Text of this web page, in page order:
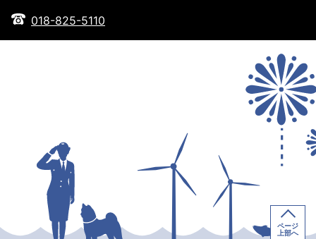
018-825-5110
ページ
上部へ